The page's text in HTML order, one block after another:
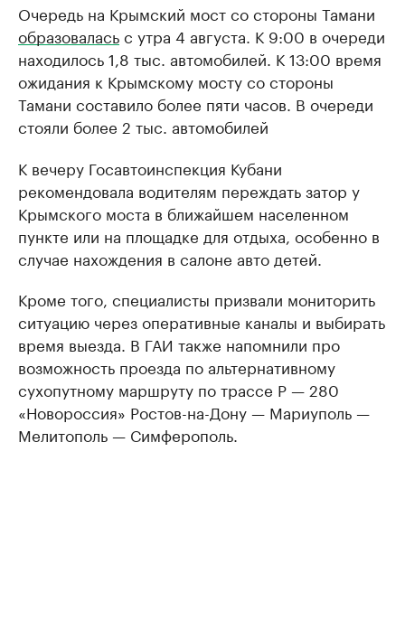
Очередь на Крымский мост со стороны Тамани
образоваласьс утра 4 августа. К 9:00 в очереди
находилось 1,8 тыс. автомобилей. К 13:00 время
ожидания к Крымскому мосту со стороны
Тамани составило более пяти часов. В очереди
стояли более 2 тыс. автомобилей
К вечеру Госавтоинспекция Кубани
рекомендовала водителям переждать затор у
Крымского моста в ближайшем населенном
пункте или на площадке для отдыха, особенно в
случае нахождения в салоне авто детей.
Кроме того, специалисты призвали мониторить
ситуацию через оперативные каналы и выбирать
время выезда. В ГАИ также напомнили про
возможность проезда по альтернативному
сухопутному маршруту по трассе Р — 280
«Новороссия» Ростов-на-Дону — Мариуполь —
Мелитополь — Симферополь.